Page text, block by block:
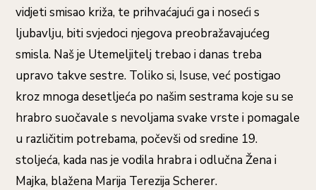
vidjeti smisao križa, te prihvaćajući ga i noseći s
ljubavlju, biti svjedoci njegova preobražavajućeg
smisla. Naš je Utemeljitelj trebao i danas treba
upravo takve sestre. Toliko si, Isuse, već postigao
kroz mnoga desetljeća po našim sestrama koje su se
hrabro suočavale s nevoljama svake vrste i pomagale
u različitim potrebama, počevši od sredine 19.
stoljeća, kada nas je vodila hrabra i odlučna Žena i
Majka, blažena Marija Terezija Scherer.